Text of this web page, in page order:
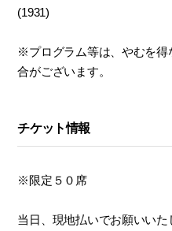
(1931)
※プログラム等は、やむを得
合がございます。
チケット情報
※限定５０席
当日、現地払いでお願いいた